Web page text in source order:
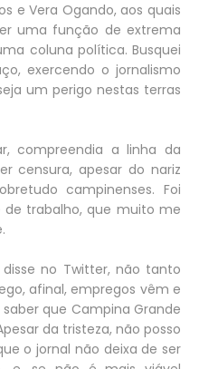
e Vera Ogando, aos quais
uma função de extrema
coluna política. Busquei
exercendo o jornalismo
um perigo nestas terras
compreendia a linha da
censura, apesar do nariz
campinenses. Foi
trabalho, que muito me
no Twitter, não tanto
afinal, empregos vêm e
que Campina Grande
da tristeza, não posso
o jornal não deixa de ser